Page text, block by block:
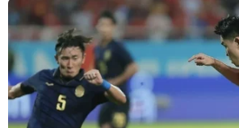
ban-qppl/du-thao-thong-tu-ban-
tuyen-sinh-va-dao-tao-sau-dai-
categoryId=101914858./.
Lần đầu tiên có quy định